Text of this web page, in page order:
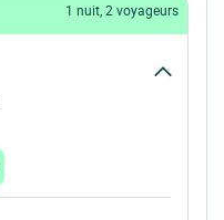
1 nuit, 2 voyageurs